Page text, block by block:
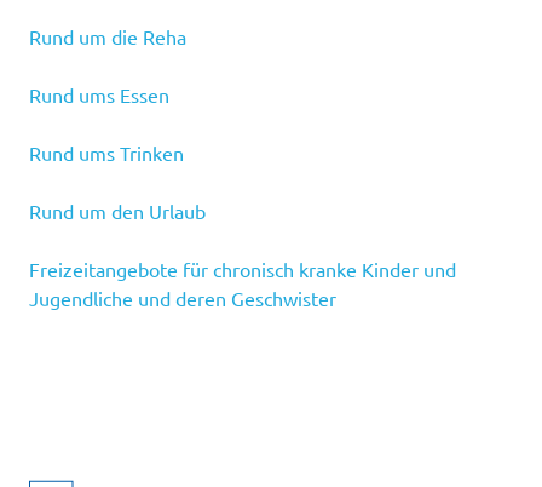
Rund um die Reha
Rund ums Essen
Rund ums Trinken
Rund um den Urlaub
Freizeitangebote für chronisch kranke Kinder und
Jugendliche und deren Geschwister